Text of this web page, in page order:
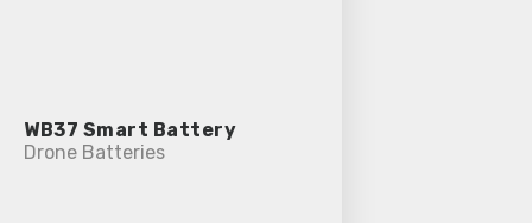
WB37 Smart Battery
Drone Batteries